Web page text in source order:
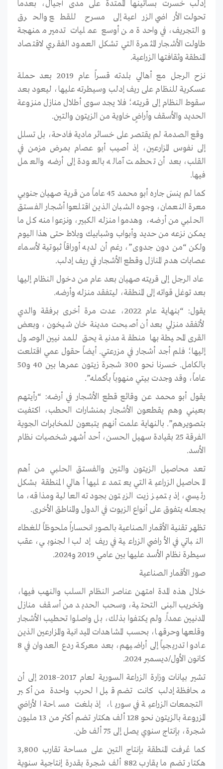
إدلب خسرت بساتينها الممتدة على مدى أجيال، بعدما
تحولت الأراضي الزراعية إلى مسرح للقطع والحرق
والتجريف، في واحدة من أوسع عمليات تدمير ممنهجة
طاولت الأشجار المثمرة التي تشكل العمود الفقري لاقتصاد
المنطقة وثقافتها الزراعية.
نزح الرجل مع أهالي بلدته قسراً عام 2019 بعد حملة
عسكرية للنظام على ريف إدلب وسيطرته عليها، ليعود بعد
سقوط النظام إلى قريته؛ فلا يجد سوى أطلال منازل منزوعة
الحديد والأسقف وأراضٍ خاوية من الزيتون والتين.
وقع الصدمة لم يقتصر على خسائر مادية فادحة، بل تسلل
إلى نفوس المزارعين، إذ أصيب أبو عصام بمرض مزمن في
القلب، بعد أن تحطمت آماله بالعودة إلى أرضه والعمل
فيها.
كما لم ينسَ جاره أبو محمد 45 عاماً من قرية صهيان جنوبي
معرة النعمان، وجوه الشبان الذين اقتلعوا أشجار الفستق
الحلبي من أرضه، وهدموا منزله الكبير، ونزعوا منه كل ما
يمكن نزعه من حديد وأبواب وشبابيك وبلاط حتى هذا اليوم
ولكن “من دون جدوى”، رغم أن لديه أوراقاً ثبوتية لأسماء
عصابات هدم المنازل وقطع الأشجار في ريف إدلب.
عاد الرجل إلى قريته صهيان بعد عام من دخول النظام إليها
بعد توغل قواته إلى المنطقة، ليتفقد منزله وأرضه.
يقول: “بنهاية عام 2022، عدت مرة أخرى برفقة والدي
لأتفقد منزلي بعد أن أصبحت مدينة خان شيخون، وبعض
القرى المحيطة بها منطقة مدنية يحق للمدنيين الوصول
إليها؛ فلم أجد أشجار في مزرعتي. أيضاً حقول عمي اقتلعت
بالكامل. خسرنا نحو 300 شجرة زيتون عمرها بين 40 و50
عاماً، وقد وجدت بيتي منهوباً بأكمله”.
يقول أبو محمد عن وقائع قطع الأشجار في أرضه: “رأيتهم
بعيني وهم يقطعون الأشجار بمنشارات الحطب، اكتفيت
بتصويرهم”. بالنهاية علمت أنهم يتبعون للمخابرات الجوية
الفرقة 25 بقيادة سهيل الحسن، أحد أشهر شخصيات نظام
الأسد.
تعد محاصيل الزيتون والتين والفستق الحلبي من أهم
المحاصيل الزراعية التي يعتمد عليها أهالي المنطقة بشكل
رئيسي، إذ يتميز زيت الزيتون بجودته العالية ومذاقه، ما
يجعله يتفوق على أنواع الزيوت في الدول والمناطق الأخرى.
تظهر تقنية الأقمار الصناعية بالصور انحساراً ملحوظاً للغطاء
النباتي في الأراضي الزراعية في ريف إدلب الجنوبي، عقب
سيطرة نظام الأسد عليها بين عامي 2019 و2024.
صور الأقمار الصناعية
خلال هذه المدة امتهن عناصر النظام السلب والنهب فيها،
وتخريب البنى التحتية، وسحب الحديد من أسقف منازل
المدنيين عمداً. ولم يكتفوا بذلك، بل واصلوا تحطيب الأشجار
وقلعها وحرقها، بحسب المشاهدات الميدانية والمزارعين الذين
عادوا تدريجياً إلى أراضيهم، بعد معركة ردع العدوان في 8
كانون الأول/ديسمبر 2024.
تشير بيانات وزارة الزراعة السورية لعام 2017–2018 إلى أن
محافظة إدلب كانت تضم قبل الحرب واحدة من أكبر
التجمعات الزراعية في سوريا، إذ بلغت مساحة الأراضي
المزروعة بالزيتون نحو 128 ألف هكتار تضم أكثر من 13 مليون
شجرة، بإنتاج سنوي يصل إلى 75 ألف طن.
كما عُرفت المنطقة بإنتاج التين على مساحة تقارب 3,800
هكتار تضم ما يقارب 882 ألف شجرة بقدرة إنتاجية سنوية